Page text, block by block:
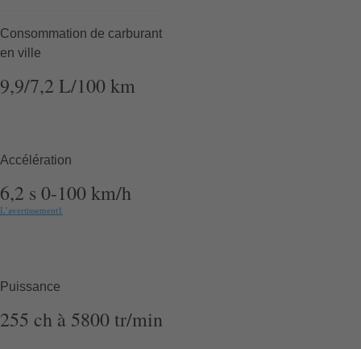
Consommation de carburant
en ville
9,9/7,2 L/100 km
Accélération
6,2 s 0-100 km/h
L’avertissement1
Puissance
255 ch à 5800tr/min